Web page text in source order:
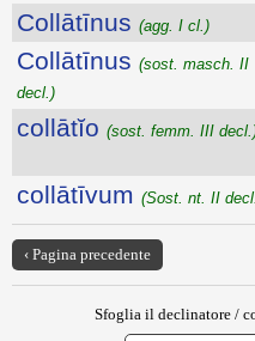
Collātīnus (agg. I cl.)
Collātīnus (sost. masch. II
decl.)
collātĭo (sost. femm. III
collātīvum (Sost. nt. II
‹ Pagina precedente
Sfoglia il declinatore /